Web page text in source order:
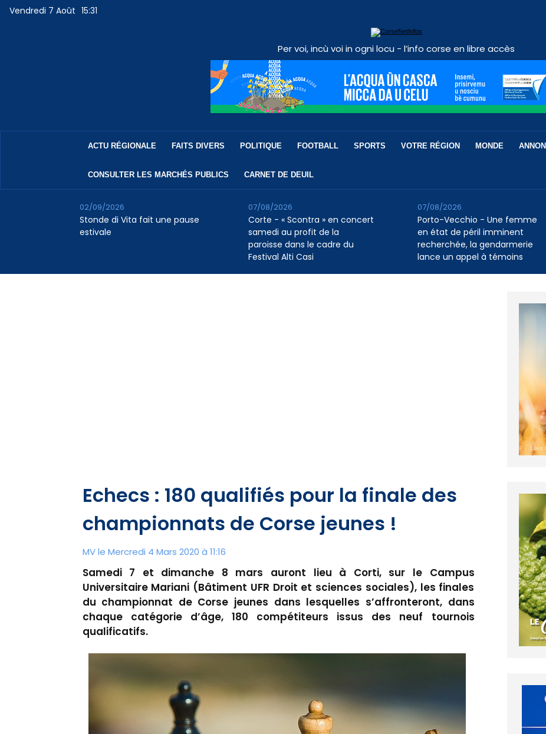
Vendredi 7 Août 15:31
Per voi, incù voi in ogni locu - l’info corse en libre accès
ACTU RÉGIONALE FAITS DIVERS POLITIQUE FOOTBALL SPORTS VOTRE RÉGION MONDE
CONSULTER LES MARCHÉS PUBLICS CARNET DE DEUIL
Stonde di Vita fait une pause
estivale
02/09/2026
Corte - « Scontra » en concert
samedi au profit de la
paroisse dans le cadre du
Festival Alti Casi
07/08/2026
Porto-Vecchio - Une femme
en état de péril imminent
recherchée, la gendarmerie
lance un appel à témoins
07/08/2026
Echecs : 180 qualifiés pour la finale des
championnats de Corse jeunes !
MV le Mercredi 4 Mars 2020 à 11:16
Samedi 7 et dimanche 8 mars auront lieu à Corti, sur le Campus
Universitaire Mariani (Bâtiment UFR Droit et sciences sociales), les finales
du championnat de Corse jeunes dans lesquelles s’affronteront, dans
chaque catégorie d’âge, 180 compétiteurs issus des neuf tournois
qualificatifs.